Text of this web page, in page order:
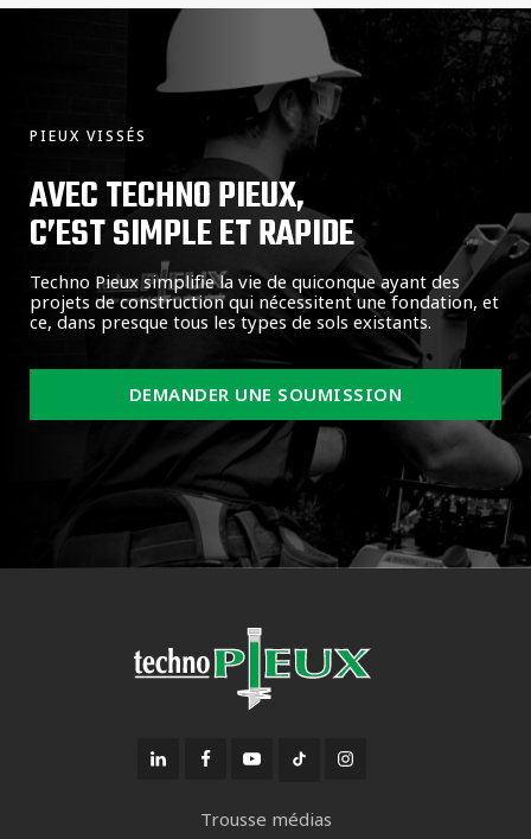
PIEUX VISSÉS
AVEC TECHNO PIEUX,
C’EST SIMPLE ET RAPIDE
Techno Pieux simplifie la vie de quiconque ayant des
projets de construction qui nécessitent une fondation, et
ce, dans presque tous les types de sols existants.
DEMANDER UNE SOUMISSION
Trousse médias